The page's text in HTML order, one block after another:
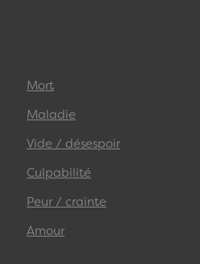
Mort
Maladie
Vide / désespoir
Culpabilité
Peur / crainte
Amour